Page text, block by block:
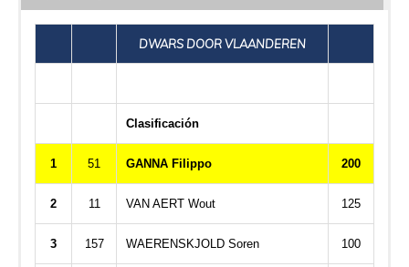
DWARS DOOR VLAANDEREN
Clasificación
1 51 GANNA Filippo 200
2 11 VAN AERT Wout 125
3 157 WAERENSKJOLD Soren 100